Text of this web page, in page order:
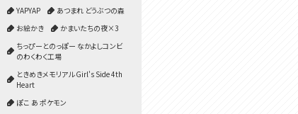
YAPYAP
あつまれ どうぶつの森
お絵かき
かまいたちの夜×3
ちっぴーとのっぽー なかよしコンビ
のわくわく工場
ときめきメモリアル Girl's Side 4th
Heart
ぽこ あ ポケモン